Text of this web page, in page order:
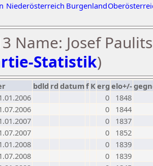
Niederösterreich Burgenland
Name: Josef
Statistik)
bdld rd datumf Kerg elo+/-
0
1848
0
1844
0
1837
0
1852
0
1839
0
1839